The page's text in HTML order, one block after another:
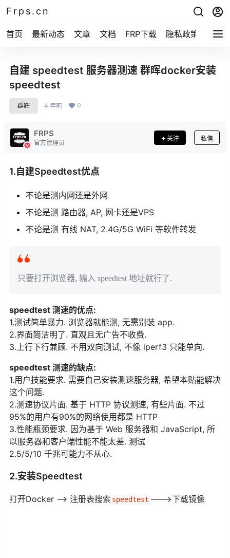
Frps.cn
首页 最新动态 文章 文档 FRP下载 隐私政策
自建 speedtest 服务器测速 群晖docker安装
speedtest
群辉 4 年前 0
FRPS
官方管理员
关注 私信
1.自建Speedtest优点
不论是测内网还是外网
不论是测 路由器, AP, 网卡还是VPS
不论是测 有线 NAT, 2.4G/5G WiFi 等软件转发
只要打开浏览器, 输入 speedtest 地址就行了.
speedtest 测速的优点:
1.测试简单暴力. 浏览器就能测, 无需别装 app.
2.界面简洁明了. 直观且无广告不收费.
3.上行下行兼顾. 不用双向测试, 不像 iperf3 只能单向.
speedtest 测速的缺点:
1.用户技能要求. 需要自己安装测速服务器, 希望本贴能解决
这个问题.
2.测速协议片面. 基于 HTTP 协议测速, 有些片面. 不过
95%的用户有90%的网络使用都是 HTTP
3.性能瓶颈要求. 因为基于 Web 服务器和 JavaScript, 所
以服务器和客户端性能不能太差. 测试
2.5/5/10 千兆可能力不从心.
2.安装Speedtest
打开Docker --> 注册表搜索 speedtest --->下载镜像